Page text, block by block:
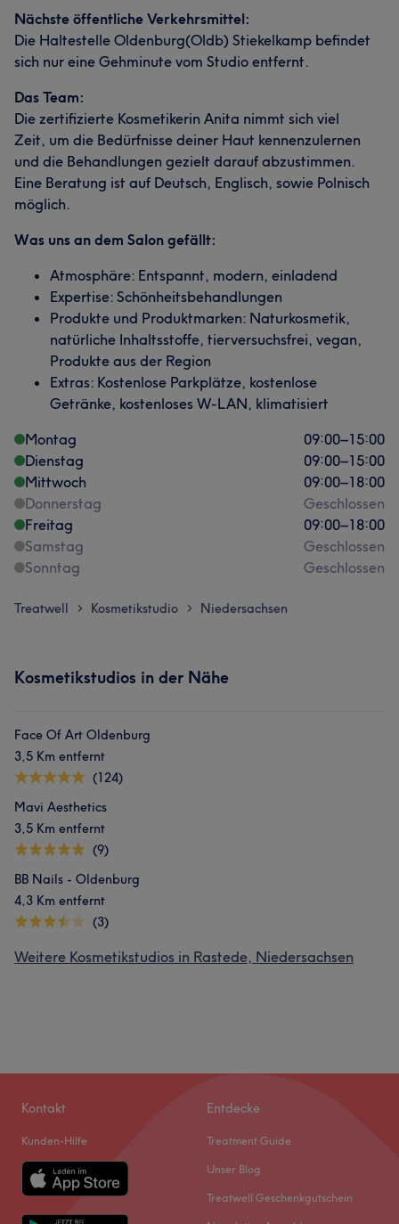
Nächste öffentliche Verkehrsmittel:
Die Haltestelle Oldenburg(Oldb) Stiekelkamp befindet
sich nur eine Gehminute vom Studio entfernt.
Das Team:
Die zertifizierte Kosmetikerin Anita nimmt sich viel
Zeit, um die Bedürfnisse deiner Haut kennenzulernen
und die Behandlungen gezielt darauf abzustimmen.
Eine Beratung ist auf Deutsch, Englisch, sowie Polnisch
möglich.
Was uns an dem Salon gefällt:
Atmosphäre: Entspannt, modern, einladend
Expertise: Schönheitsbehandlungen
Produkte und Produktmarken: Naturkosmetik,
natürliche Inhaltsstoffe, tierversuchsfrei, vegan,
Produkte aus der Region
Extras: Kostenlose Parkplätze, kostenlose
Getränke, kostenloses W-LAN, klimatisiert
Montag
09:00–15:00
Dienstag
09:00–15:00
Mittwoch
09:00–18:00
Donnerstag
Geschlossen
Freitag
09:00–18:00
Samstag
Geschlossen
Sonntag
Geschlossen
Treatwell > Kosmetikstudio > Niedersachsen
Kosmetikstudios in der Nähe
Face Of Art Oldenburg
3,5 Km entfernt
(124)
Mavi Aesthetics
3,5 Km entfernt
(9)
BB Nails - Oldenburg
4,3 Km entfernt
(3)
Weitere Kosmetikstudios in Rastede, Niedersachsen
Kontakt
Kunden-Hilfe
Entdecke
Treatment Guide
Unser Blog
Treatwell Geschenkgutschein